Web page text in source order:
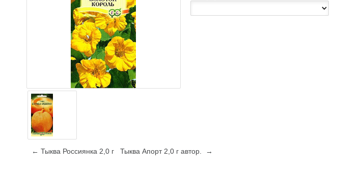
← Тыква Россиянка 2,0 г Тыква Апорт 2,0 г автор. →